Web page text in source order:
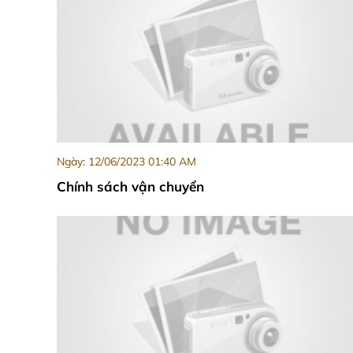
Ngày: 12/06/2023 01:40 AM
Chính sách vận chuyển